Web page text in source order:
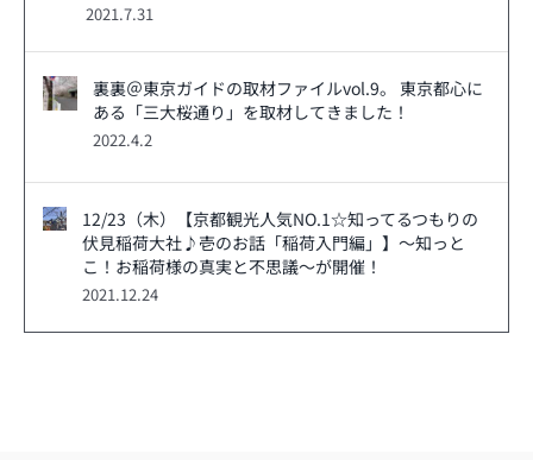
2021.7.31
裏裏＠東京ガイドの取材ファイルvol.9。 東京都心に
ある「三大桜通り」を取材してきました！
2022.4.2
12/23（木）【京都観光人気NO.1☆知ってるつもりの
伏見稲荷大社♪壱のお話「稲荷入門編」】～知っと
こ！お稲荷様の真実と不思議～が開催！
2021.12.24